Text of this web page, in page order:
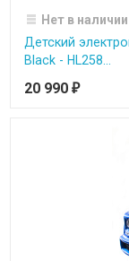
Нет в наличии
Детский
Black - HL258...
20 990 ₽